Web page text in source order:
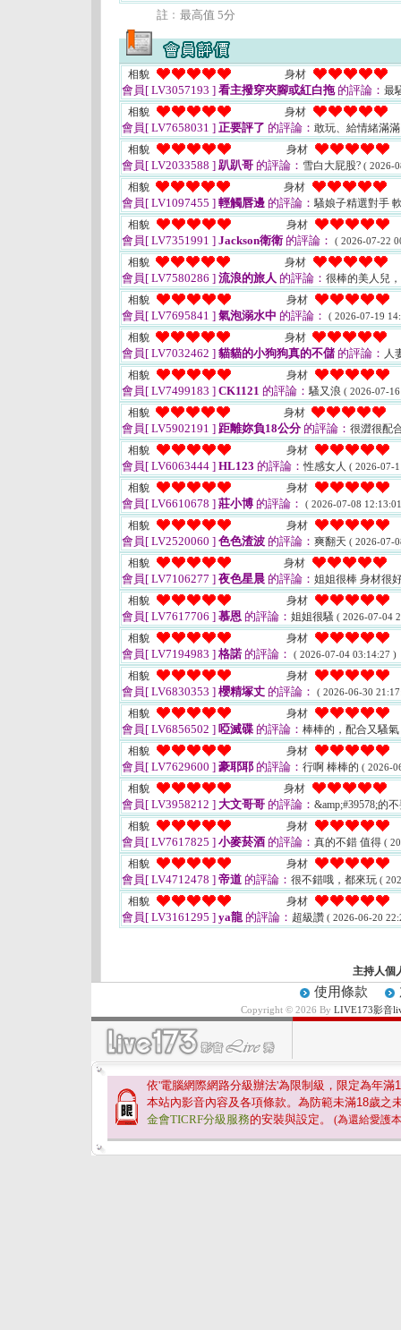
註﹕最高值 5分
相貌 身材
會員[ LV3057193 ] 看主撥穿夾腳或紅白拖的評論： 最
相貌
身材
會員[ LV7658031 ] 正要評了 的評論： 敢玩、給情緒滿
相貌
身材
會員[ LV2033588 ] 趴趴哥 的評論： 雪白大屁股? ( 2026-
相貌 身材
會員[ LV1097455 ] 輕觸唇邊 的評論：騷娘子精選對手
相貌
身材
會員[ LV7351991 ] Jackson衛衛 的評論： ( 2026-07-22
相貌 身材
會員[ LV7580286 ] 流浪的旅人 的評論： 很棒的美人兒
相貌
身材
會員[ LV7695841 ] 氣泡溺水中 的評論： ( 2026-07-19
相貌 身材
會員[ LV7032462 ] 貓貓的小狗狗真的不儲 的評論： 人
相貌
身材
會員[ LV7499183 ] CK1121 的評論：騷又浪 ( 2026-07-
相貌 身材
會員[ LV5902191 ] 距離妳負18公分的評論： 很澀很配
相貌
身材
會員[ LV6063444 ] HL123 的評論：性感女人 ( 2026-07-
相貌 身材
會員[ LV6610678 ] 莊小博 的評論： ( 2026-07-08
相貌 身材
會員[ LV2520060 ] 色色渣波 的評論： 爽翻天 ( 2026-07-
相貌 身材
會員[ LV7106277 ] 夜色星晨 的評論： 姐姐很棒 身材很
相貌
身材
會員[ LV7617706 ] 慕恩 的評論： 姐姐很騷 ( 2026-07-04
相貌 身材
會員[ LV7194983 ] 格諾的評論： ( 2026-07-04 03:14:27 )
相貌 身材
會員[ LV6830353 ] 櫻精塚丈 的評論： ( 2026-06-30
相貌 身材
會員[ LV6856502 ] 啞滅碟 的評論： 棒棒的，配合又騷氣
相貌
身材
會員[ LV7629600 ] 豪耶耶 的評論： 行啊 棒棒的 ( 2026-
相貌 身材
會員[ LV3958212 ] 大文哥哥 的評論： &amp;#39578;的
相貌
身材
會員[ LV7617825 ] 小麥菸酒 的評論： 真的不錯 值得 (
相貌 身材
會員[ LV4712478 ] 帝道 的評論： 很不錯哦，都來玩 (
相貌 身材
會員[ LV3161295 ] ya龍 的評論： 超級讚 ( 2026-06-20
主持人個
使用條款
Copyright © 2026 By LIVE173影音
依'電腦網際網路分級辦法'為限制級，限定為年滿
本站內影音內容及各項條款。為防範未滿18歲之
金會TICRF分級服務的安裝與設定。 (為還給愛護